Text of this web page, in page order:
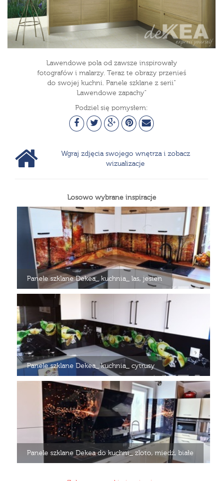
Lawendowe pola od zawsze inspirowały
fotografów i malarzy. Teraz te obrazy przenieś
do swojej kuchni. Panele szklane z serii"
Lawendowe zapachy"
Podziel się pomysłem:
Wgraj zdjęcia swojego wnętrza i zobacz
wizualizacje
Losowo wybrane inspiracje
Panele szklane Dekea_ kuchnia_ las, jesien
Panele szklane Dekea_ kuchnia_ cytrusy
Panele szklane Dekea do kuchni_ zloto, miedź, białe